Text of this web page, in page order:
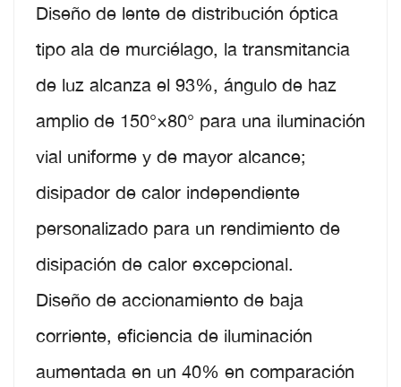
Diseño de lente de distribución óptica
tipo ala de murciélago, la transmitancia
de luz alcanza el 93%, ángulo de haz
amplio de 150°×80° para una iluminación
vial uniforme y de mayor alcance;
disipador de calor independiente
personalizado para un rendimiento de
disipación de calor excepcional.
Diseño de accionamiento de baja
corriente, eficiencia de iluminación
aumentada en un 40% en comparación